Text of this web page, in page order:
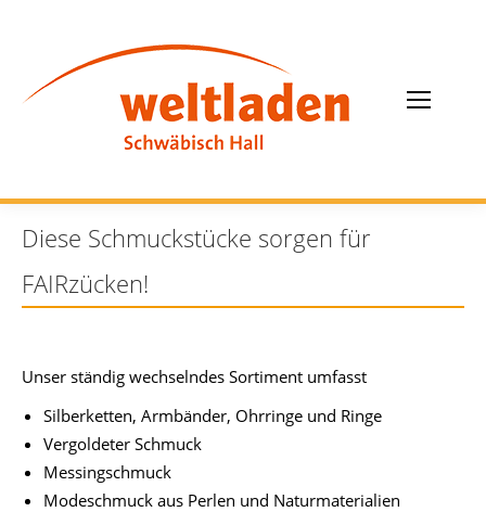
Diese Schmuckstücke sorgen für
FAIRzücken!
Unser ständig wechselndes Sortiment umfasst
Silberketten, Armbänder, Ohrringe und Ringe
Vergoldeter Schmuck
Messingschmuck
Modeschmuck aus Perlen und Naturmaterialien